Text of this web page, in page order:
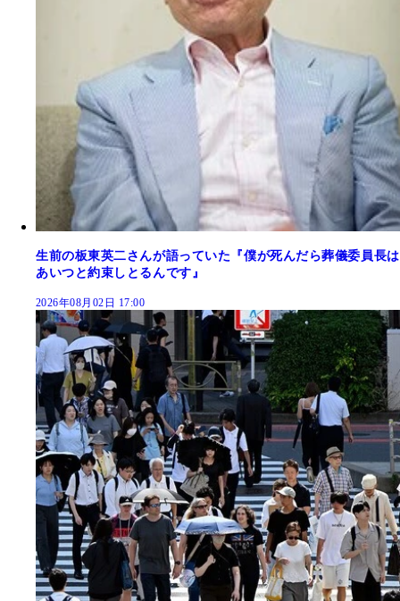
生前の板東英二さんが語っていた『僕が死んだら葬儀委員長は
あいつと約束しとるんです』
2026年08月02日 17:00